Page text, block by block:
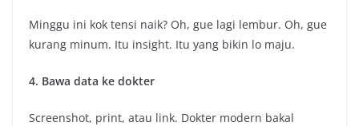
Minggu ini kok tensi naik? Oh, gue lagi lembur. Oh, gue
kurang minum. Itu insight. Itu yang bikin lo maju.
4. Bawa data ke dokter
Screenshot, print, atau link. Dokter modern bakal